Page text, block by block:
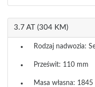
3.7 AT (304 KM)
Rodzaj nadwozia:
Prześwit: 110 mm
Masa własna: 1845